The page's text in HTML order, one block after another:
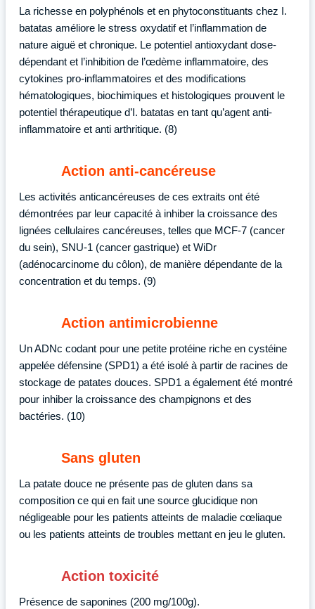
La richesse en polyphénols et en phytoconstituants chez I.
batatas améliore le stress oxydatif et l’inflammation de
nature aiguë et chronique. Le potentiel antioxydant dose-
dépendant et l’inhibition de l’œdème inflammatoire, des
cytokines pro-inflammatoires et des modifications
hématologiques, biochimiques et histologiques prouvent le
potentiel thérapeutique d’I. batatas en tant qu’agent anti-
inflammatoire et anti arthritique. (8)
Action anti-cancéreuse
Les activités anticancéreuses de ces extraits ont été
démontrées par leur capacité à inhiber la croissance des
lignées cellulaires cancéreuses, telles que MCF-7 (cancer
du sein), SNU-1 (cancer gastrique) et WiDr
(adénocarcinome du côlon), de manière dépendante de la
concentration et du temps. (9)
Action antimicrobienne
Un ADNc codant pour une petite protéine riche en cystéine
appelée défensine (SPD1) a été isolé à partir de racines de
stockage de patates douces. SPD1 a également été montré
pour inhiber la croissance des champignons et des
bactéries. (10)
Sans gluten
La patate douce ne présente pas de gluten dans sa
composition ce qui en fait une source glucidique non
négligeable pour les patients atteints de maladie cœliaque
ou les patients atteints de troubles mettant en jeu le gluten.
Action toxicité
Présence de saponines (200 mg/100g).